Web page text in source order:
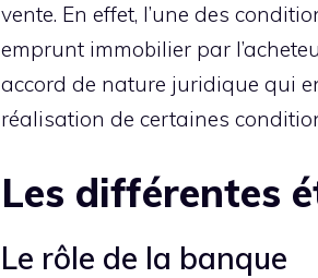
vente. En effet, l’une des
emprunt immobilier par
accord de nature juridique qui
réalisation de certaines
Les différentes
Le rôle de la banque